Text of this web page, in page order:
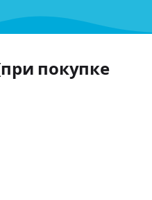
покупке